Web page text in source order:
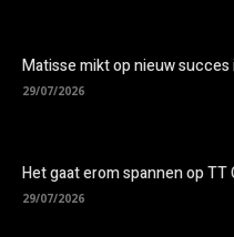
Matisse mikt op nieuw
29/07/2026
Het gaat erom spannen op
29/07/2026